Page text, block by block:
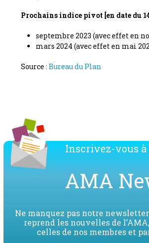
Prochains indice pivot [en date du
septembre 2023 (avec effet en
mars 2024 (avec effet en mai
Source :Bureau du Plan
Inscrivez-vous à
AMA
Ne manquez pas notre
reprend les nouvelles de
celles de nos membres et